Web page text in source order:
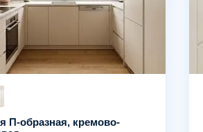
П-образная, кремово-